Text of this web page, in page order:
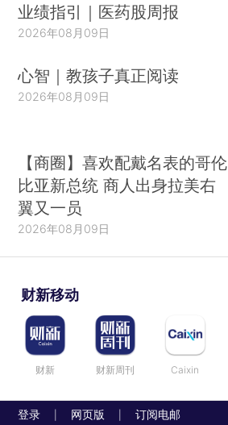
业绩指引｜医药股周报
2026年08月09日
心智｜教孩子真正阅读
2026年08月09日
【商圈】喜欢配戴名表的哥伦
比亚新总统 商人出身拉美右
翼又一员
2026年08月09日
财新移动
财新 财新周刊 Caixin
登录 网页版 订阅电邮